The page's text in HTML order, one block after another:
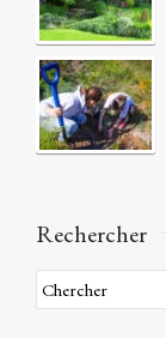
Rechercher